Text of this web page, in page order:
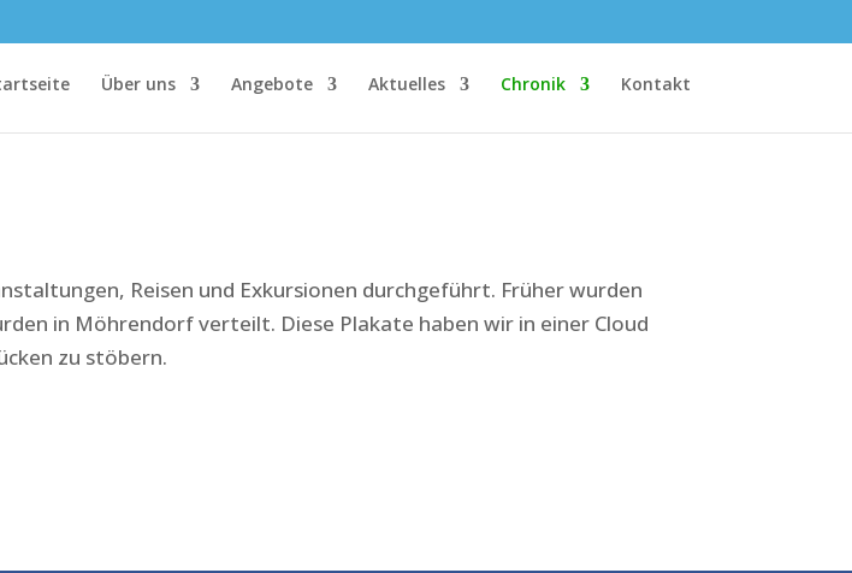
Über uns Angebote Aktuelles Chronik Kontakt
Reisen und Exkursionen durchgeführt. Früher wurden
in Möhrendorf verteilt. Diese Plakate haben wir in einer Cloud
zu stöbern.